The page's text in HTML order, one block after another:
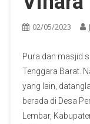
02/05/2023
Pura dan masjid
Tenggara Barat.
yang lain,
berada di Desa
Lembar,